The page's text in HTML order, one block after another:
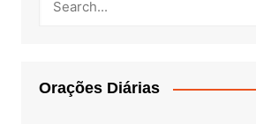
Orações Diárias